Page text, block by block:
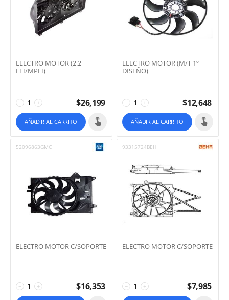
ELECTRO MOTOR (2.2
EFI/MPFI)
+
− $26,199
AÑADIR AL CARRITO
ELECTRO MOTOR (M/T 1º
DISEÑO)
+
− $12,648
AÑADIR AL CARRITO
52096863GMC
ELECTRO MOTOR C/SOPORTE
+
− $16,353
93315724BEH
ELECTRO MOTOR C/SOPORTE
+
− $7,985